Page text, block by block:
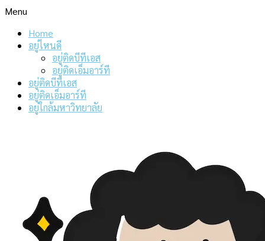
Menu
Home
อยู่ไหนดี
อยู่ติดบีทีเอส
อยู่ติดเอ็มอาร์ที
อยู่ติดบีทีเอส
อยู่ติดเอ็มอาร์ที
อยู่ใกล้มหาวิทยาลัย